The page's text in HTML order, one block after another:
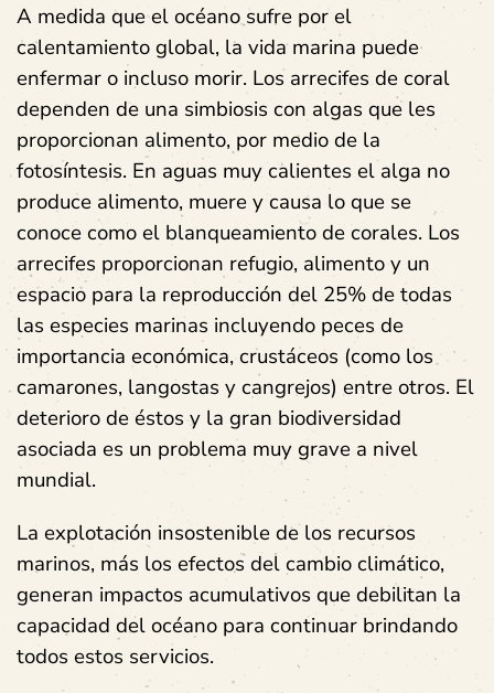
A medida que el océano sufre por el
calentamiento global, la vida marina puede
enfermar o incluso morir. Los arrecifes de coral
dependen de una simbiosis con algas que les
proporcionan alimento, por medio de la
fotosíntesis. En aguas muy calientes el alga no
produce alimento, muere y causa lo que se
conoce como el blanqueamiento de corales. Los
arrecifes proporcionan refugio, alimento y un
espacio para la reproducción del 25% de todas
las especies marinas incluyendo peces de
importancia económica, crustáceos (como los
camarones, langostas y cangrejos) entre otros. El
deterioro de éstos y la gran biodiversidad
asociada es un problema muy grave a nivel
mundial.
La explotación insostenible de los recursos
marinos, más los efectos del cambio climático,
generan impactos acumulativos que debilitan la
capacidad del océano para continuar brindando
todos estos servicios.